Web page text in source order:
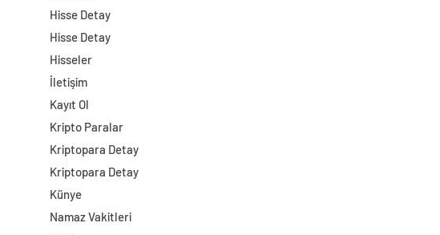
Hisse Detay
Hisse Detay
Hisseler
İletişim
Kayıt Ol
Kripto Paralar
Kriptopara Detay
Kriptopara Detay
Künye
Namaz Vakitleri